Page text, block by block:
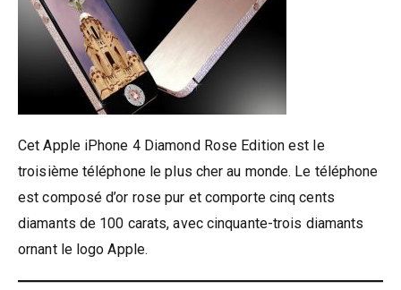
Cet Apple iPhone 4 Diamond Rose Edition est le
troisième téléphone le plus cher au monde. Le téléphone
est composé d’or rose pur et comporte cinq cents
diamants de 100 carats, avec cinquante-trois diamants
ornant le logo Apple.